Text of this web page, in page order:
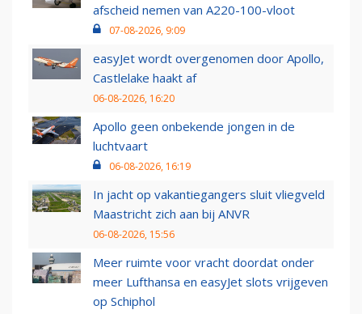
afscheid nemen van A220-100-vloot
07-08-2026, 9:09
easyJet wordt overgenomen door Apollo,
Castlelake haakt af
06-08-2026, 16:20
Apollo geen onbekende jongen in de
luchtvaart
06-08-2026, 16:19
In jacht op vakantiegangers sluit vliegveld
Maastricht zich aan bij ANVR
06-08-2026, 15:56
Meer ruimte voor vracht doordat onder
meer Lufthansa en easyJet slots vrijgeven
op Schiphol